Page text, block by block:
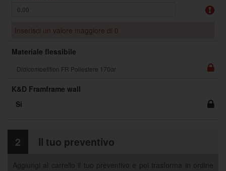
Inserisci un valore maggiore di 0
Materiale flessibile
K&D Framframe wall
Si
2 Il tuo preventivo
Aggiungi al carrello il tuo preventivo e poi trasforma in ordine